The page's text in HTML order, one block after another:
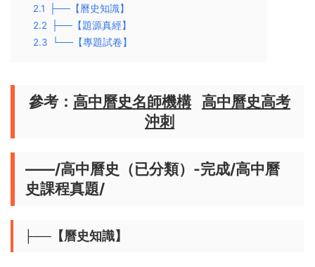
2.1
├──【曆史知識】
2.2
├──【題源真經】
2.3
└──【專題試卷】
參考： 高中曆史名師機構 高中曆史高考
沖刺
——/高中曆史（已分類）-完成/高中曆
史課程真題/
├──【曆史知識】